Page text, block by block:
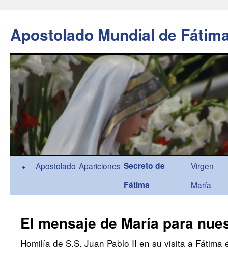
Apostolado Mundial de
+ Apostolado Apariciones Secreto de
Fátima
Virgen
María
El mensaje de María para
Homilía de S.S. Juan Pablo II en su visita a Fátima